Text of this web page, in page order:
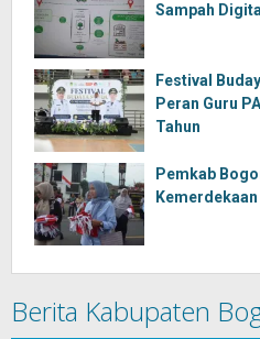
Sampah
Festival
Peran Guru
Tahun
Pemkab
Berita Kabupaten